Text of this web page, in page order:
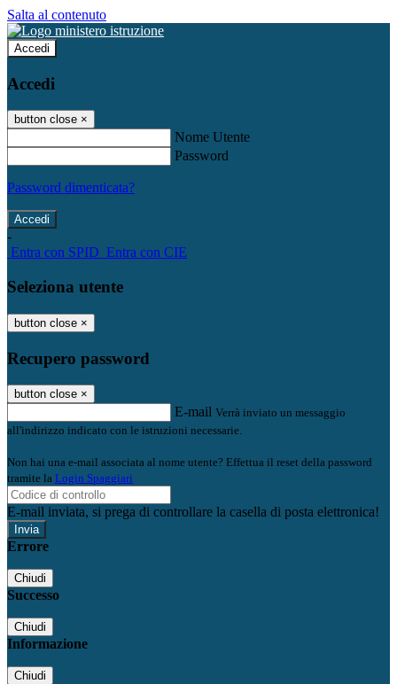
Salta al contenuto
Accedi
Accedi
button close ×
Nome Utente
Password
Password dimenticata?
-
Entra con SPID Entra con CIE
Seleziona utente
button close ×
Recupero password
button close ×
E-mail Verrà inviato un messaggio
all'indirizzo indicato con le istruzioni necessarie.
Non hai una e-mail associata al nome utente? Effettua il reset della password
tramite la Login Spaggiari
E-mail inviata, si prega di controllare la casella di posta elettronica!
Errore
Chiudi
Successo
Chiudi
Informazione
Chiudi